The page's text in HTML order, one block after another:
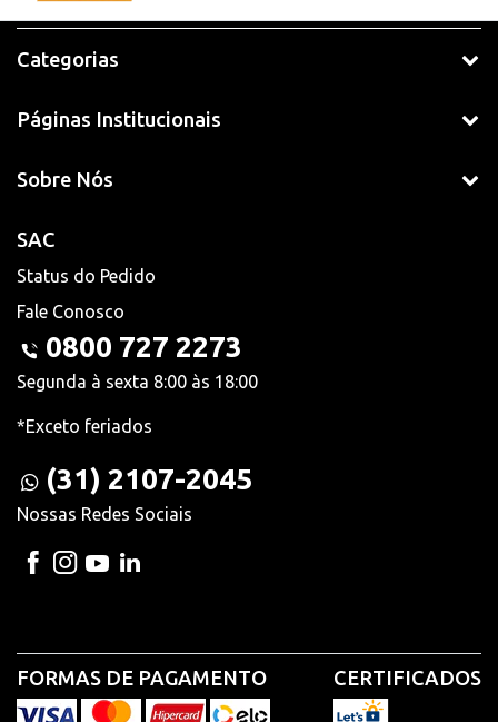
Categorias
Páginas Institucionais
Sobre Nós
SAC
Status do Pedido
Fale Conosco
0800 727 2273
Segunda à sexta 8:00 às 18:00
*Exceto feriados
(31) 2107-2045
Nossas Redes Sociais
FORMAS DE PAGAMENTO CERTIFICADOS